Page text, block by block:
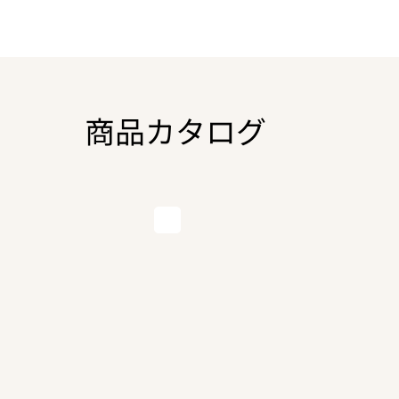
商品カタログ